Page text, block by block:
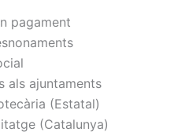
pagament
als ajuntaments
(Estatal)
(Catalunya)